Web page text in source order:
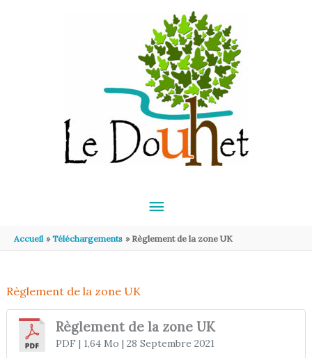
MENU
PRINCIPAL
Accueil Téléchargements Règlement de la zone UK
Règlement de la zone UK
Règlement de la zone UK
PDF | 1,64 Mo | 28 Septembre 2021